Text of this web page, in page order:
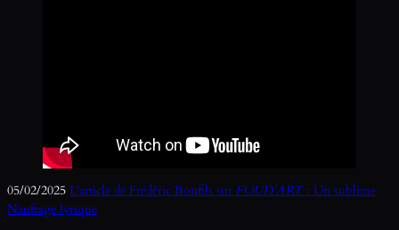
05/02/2025 L’article de Frédéric Bonfils sur FOUD’ART: Un sublime
Naufrage lyrique